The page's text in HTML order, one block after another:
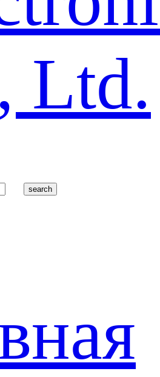
search